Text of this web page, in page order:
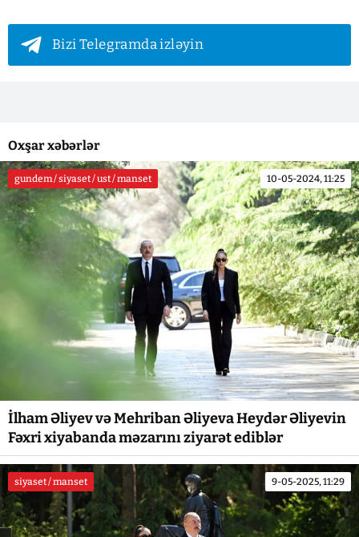
Bizi Telegramda izləyin
Oxşar xəbərlər
gundem / siyaset / ust / manset 10-05-2024, 11:25
İlham Əliyev və Mehriban Əliyeva Heydər Əliyevin
Fəxri xiyabanda məzarını ziyarət ediblər
siyaset / manset 9-05-2025, 11:29